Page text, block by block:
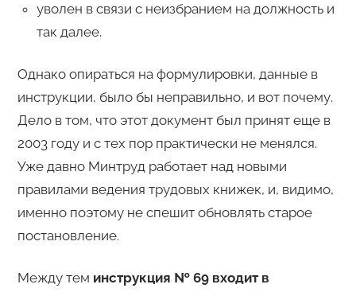
уволен в связи с неизбранием на должность и
так далее.
Однако опираться на формулировки, данные в
инструкции, было бы неправильно, и вот почему.
Дело в том, что этот документ был принят еще в
2003 году и с тех пор практически не менялся.
Уже давно Минтруд работает над новыми
правилами ведения трудовых книжек, и, видимо,
именно поэтому не спешит обновлять старое
постановление.
Между тем инструкция № 69 входит в